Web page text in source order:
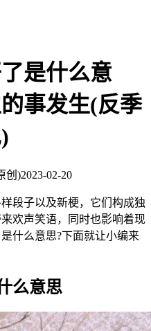
是什么意
事发生(反季
创)2023-02-20
段子以及新梗，它们构成独
欢声笑语，同时也影响着现
什么意思?下面就让小编来
么意思